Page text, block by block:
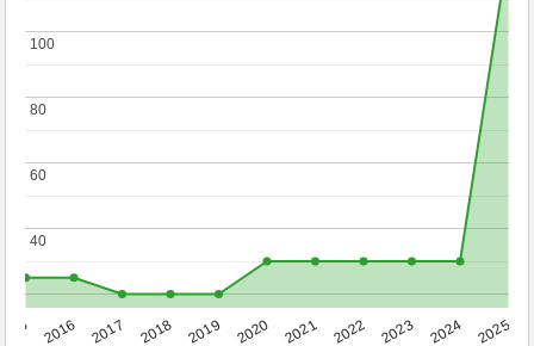
2016 2017 2018 2019 2020 2021 2022 2023 2024 2025
40
40
60
60
80
80
100
100